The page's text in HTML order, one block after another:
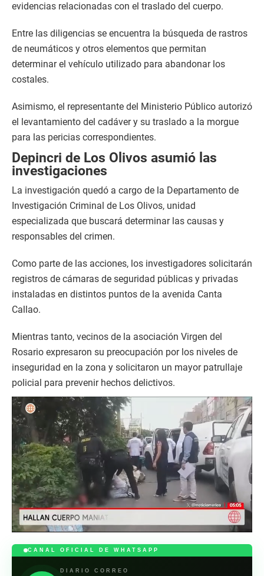
evidencias relacionadas con el traslado del cuerpo.
Entre las diligencias se encuentra la búsqueda de rastros
de neumáticos y otros elementos que permitan
determinar el vehículo utilizado para abandonar los
costales.
Asimismo, el representante del Ministerio Público autorizó
el levantamiento del cadáver y su traslado a la morgue
para las pericias correspondientes.
Depincri de Los Olivos asumió las
investigaciones
La investigación quedó a cargo de la Departamento de
Investigación Criminal de Los Olivos, unidad
especializada que buscará determinar las causas y
responsables del crimen.
Como parte de las acciones, los investigadores solicitarán
registros de cámaras de seguridad públicas y privadas
instaladas en distintos puntos de la avenida Canta
Callao.
Mientras tanto, vecinos de la asociación Virgen del
Rosario expresaron su preocupación por los niveles de
inseguridad en la zona y solicitaron un mayor patrullaje
policial para prevenir hechos delictivos.
CANAL OFICIAL DE WHATSAPP
DIARIO CORREO